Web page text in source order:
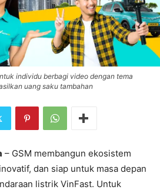
individu berbagi video dengan tema
uang saku tambahan
– GSM membangun ekosistem
dan siap untuk masa depan
listrik VinFast. Untuk